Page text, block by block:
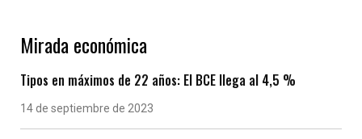
Mirada económica
Tipos en máximos de 22 años: El BCE llega al 4,5 %
14 de septiembre de 2023